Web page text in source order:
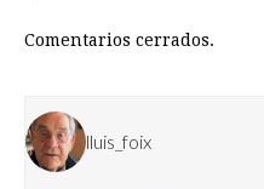
Comentarios cerrados.
lluis_foix